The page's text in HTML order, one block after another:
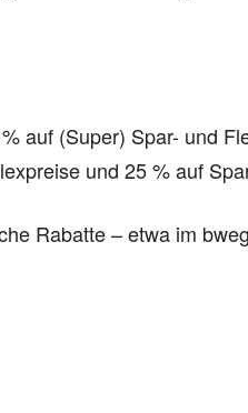
auf (Super) Spar- und
und 25 % auf
Rabatte – etwa im